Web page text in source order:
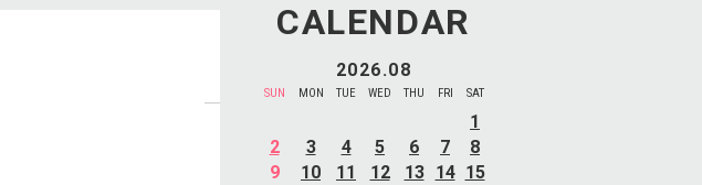
CALENDAR
2026.08
SUN MON TUE WED THU FRI SAT
1
2
3 4 5 6 7
8
9
10 11 12 13 14 15